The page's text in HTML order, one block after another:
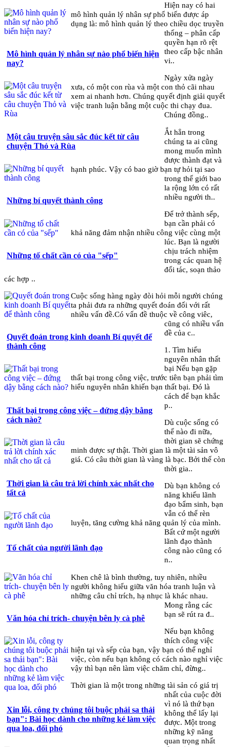
Mô hình quản lý nhân sự nào phổ biến hiện
nay?
Hiện nay có hai
mô hình quản lý nhân sự phổ biến được áp
dụng là: mô hình quản lý theo chiều dọc truyền
thống – phân cấp
quyền hạn rõ rệt
theo cấp bậc nhân
vi..
Một câu truyện sâu sắc đúc kết từ câu
chuyện Thỏ và Rùa
Ngày xửa ngày
xưa, có một con rùa và một con thỏ cãi nhau
xem ai nhanh hơn. Chúng quyết định giải quyết
việc tranh luận bằng một cuộc thi chạy đua.
Chúng đồng..
Những bí quyết thành công
Ắt hẳn trong
chúng ta ai cũng
mong muốn mình
được thành đạt và
hạnh phúc. Vậy có bao giờ bạn tự hỏi tại sao
trong thế giới bao
la rộng lớn có rất
nhiều người th..
Những tố chất cần có của "sếp"
Để trở thành sếp,
bạn cần phải có
khả năng đảm nhận nhiều công việc cùng một
lúc. Bạn là người
chịu trách nhiệm
trong các quan hệ
đối tác, soạn thảo
các hợp ..
Quyết đoán trong kinh doanh Bí quyết để
thành công
Cuộc sống hàng ngày đòi hỏi mỗi người chúng
ta phải đưa ra những quyết đoán đối với rất
nhiều vấn đề.Có vấn đề thuộc về công viêc,
cũng có nhiều vấn
đề của c..
Thất bại trong công việc – đứng dậy bằng
cách nào?
1. Tìm hiểu
nguyên nhân thất
bại Nếu bạn gặp
thất bại trong công việc, trước tiên bạn phải tìm
hiểu nguyên nhân khiến bạn thất bại. Đó là
cách để bạn khắc
p..
Thời gian là câu trả lời chính xác nhất cho
tất cả
Dù cuộc sống có
thế nào đi nữa,
thời gian sẽ chứng
minh được sự thật. Thời gian là một tài sản vô
giá. Có câu thời gian là vàng là bạc. Bởi thế còn
thời gia..
Tố chất của người lãnh đạo
Dù bạn không có
năng khiếu lãnh
đạo bẩm sinh, bạn
vẫn có thể rèn
luyện, tăng cường khả năng quản lý của mình.
Bất cứ một người
lãnh đạo thành
công nào cũng có
n..
Văn hóa chỉ trích- chuyện bên ly cà phê
Khen chê là bình thường, tuy nhiên, nhiều
người không hiểu giữa văn hóa tranh luận và
những câu chỉ trích, hạ nhục là khác nhau.
Mong rằng các
bạn sẽ rút ra đ..
Xin lỗi, công ty chúng tôi buộc phải sa thải
bạn": Bài học dành cho những kẻ làm việc
qua loa, đối phó
Nếu bạn không
thích công việc
hiện tại và sếp của bạn, vậy bạn có thể nghỉ
việc, còn nếu bạn không có cách nào nghỉ việc
vậy thì bạn nên làm việc chăm chỉ, đừng..
Thời gian là một trong những tài sản có giá trị
nhất của cuộc đời
vì nó là thứ bạn
không thể lấy lại
được. Một trong
những kỹ năng
quan trọng nhất